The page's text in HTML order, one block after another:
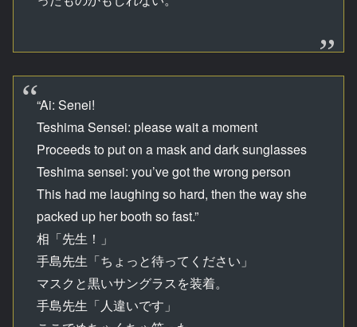
“Ai: Senei!
Teshima Sensei: please wait a moment
Proceeds to put on a mask and dark sunglasses
Teshima sensei: you’ve got the wrong person
This had me laughing so hard, then the way she
packed up her booth so fast.”
相「先生！」
手島先生「ちょっと待ってください」
マスクと黒いサングラスを装着。
手島先生「人違いです」